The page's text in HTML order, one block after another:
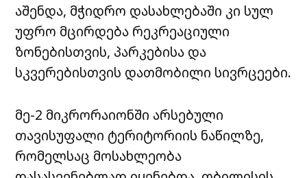
აშენდა, მჭიდრო დასახლებაში კი სულ
უფრო მცირდება რეკრეაციული
ზონებისთვის, პარკებისა და
სკვერებისთვის დათმობილი სივრცეები.
მე-2 მიკრორაიონში არსებული
თავისუფალი ტერიტორიის ნაწილზე,
რომელსაც მოსახლეობა